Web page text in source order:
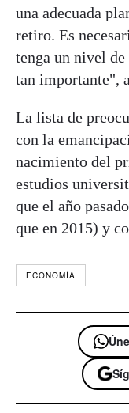
una adecuada
retiro. Es
tenga un nivel de
tan importante",
La lista de
con la
nacimiento del
estudios
que el año
que en 2015) y
ECONOMÍA